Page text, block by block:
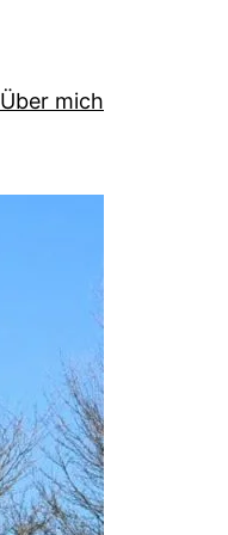
Über mich